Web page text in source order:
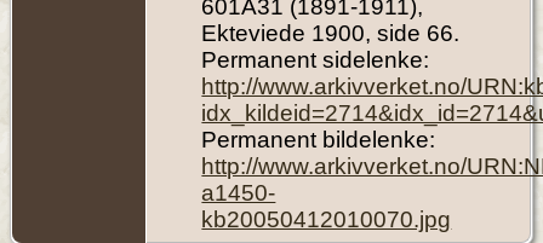
601A31 (1891-1911),
Ekteviede 1900, side 66.
Permanent sidelenke:
http://www.arkivverket.no/
Permanent bildelenke:
http://www.arkivverket.no/
a1450-
kb20050412010070.jpg